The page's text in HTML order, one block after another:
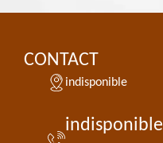
CONTACT
indisponible
indisponible